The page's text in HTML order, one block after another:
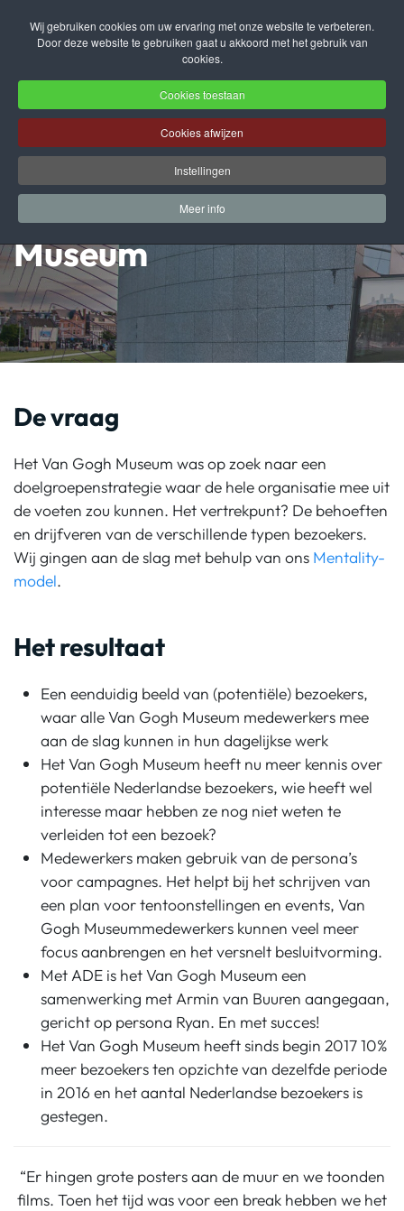
Wij gebruiken cookies om uw ervaring met onze website te verbeteren.
Door deze website te gebruiken gaat u akkoord met het gebruik van
cookies.
Cookies toestaan
Cookies afwijzen
Instellingen
Meer info
Terug naar hoofdinhoud
De bezoekerswensen
van het Van Gogh
Museum
De vraag
Het Van Gogh Museum was op zoek naar een
doelgroepenstrategie waar de hele organisatie mee uit
de voeten zou kunnen. Het vertrekpunt? De behoeften
en drijfveren van de verschillende typen bezoekers.
Wij gingen aan de slag met behulp van ons Mentality-
model.
Het resultaat
Een eenduidig beeld van (potentiële) bezoekers,
waar alle Van Gogh Museum medewerkers mee
aan de slag kunnen in hun dagelijkse werk
Het Van Gogh Museum heeft nu meer kennis over
potentiële Nederlandse bezoekers, wie heeft wel
interesse maar hebben ze nog niet weten te
verleiden tot een bezoek?
Medewerkers maken gebruik van de persona’s
voor campagnes. Het helpt bij het schrijven van
een plan voor tentoonstellingen en events, Van
Gogh Museummedewerkers kunnen veel meer
focus aanbrengen en het versnelt besluitvorming.
Met ADE is het Van Gogh Museum een
samenwerking met Armin van Buuren aangegaan,
gericht op persona Ryan. En met succes!
Het Van Gogh Museum heeft sinds begin 2017 10%
meer bezoekers ten opzichte van dezelfde periode
in 2016 en het aantal Nederlandse bezoekers is
gestegen.
“Er hingen grote posters aan de muur en we toonden
films. Toen het tijd was voor een break hebben we het